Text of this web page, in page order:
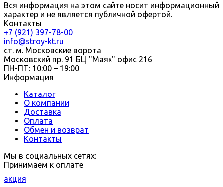
Вся информация на этом сайте носит информационный
характер и не является публичной офертой.
Контакты
+7 (921) 397-78-00
info@stroy-kt.ru
ст. м. Московские ворота
Московский пр. 91 БЦ "Маяк" офис 216
ПН-ПТ: 10:00 – 19:00
Информация
Каталог
О компании
Доставка
Оплата
Обмен и возврат
Контакты
Мы в социальных сетях:
Принимаем к оплате
акция